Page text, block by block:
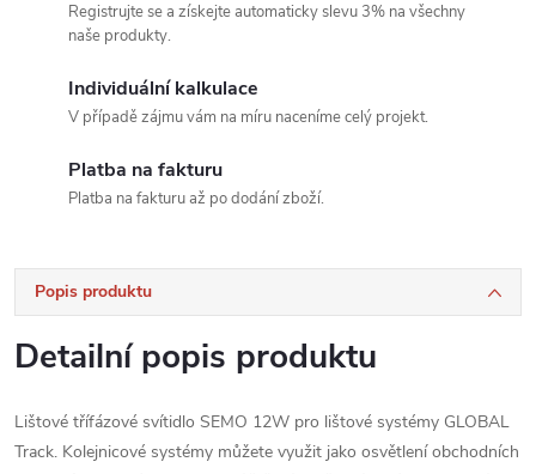
Registrujte se a získejte automaticky slevu 3% na všechny
naše produkty.
Individuální kalkulace
V případě zájmu vám na míru naceníme celý projekt.
Platba na fakturu
Platba na fakturu až po dodání zboží.
Popis produktu
Detailní popis produktu
Lištové třífázové svítidlo SEMO 12W pro lištové systémy GLOBAL
Track. Kolejnicové systémy můžete využit jako osvětlení obchodních